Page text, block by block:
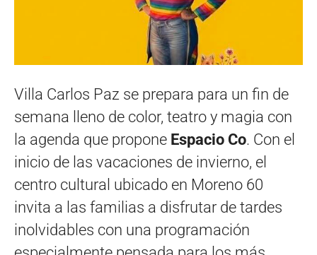
Villa Carlos Paz se prepara para un fin de
semana lleno de color, teatro y magia con
la agenda que propone Espacio Co. Con el
inicio de las vacaciones de invierno, el
centro cultural ubicado en Moreno 60
invita a las familias a disfrutar de tardes
inolvidables con una programación